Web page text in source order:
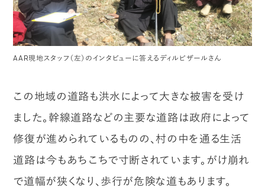
AAR現地スタッフ（左）のインタビューに答えるディルピザールさん
この地域の道路も洪水によって大きな被害を受け
ました。幹線道路などの主要な道路は政府によって
修復が進められているものの、村の中を通る生活
道路は今もあちこちで寸断されています。がけ崩れ
で道幅が狭くなり、歩行が危険な道もあります。